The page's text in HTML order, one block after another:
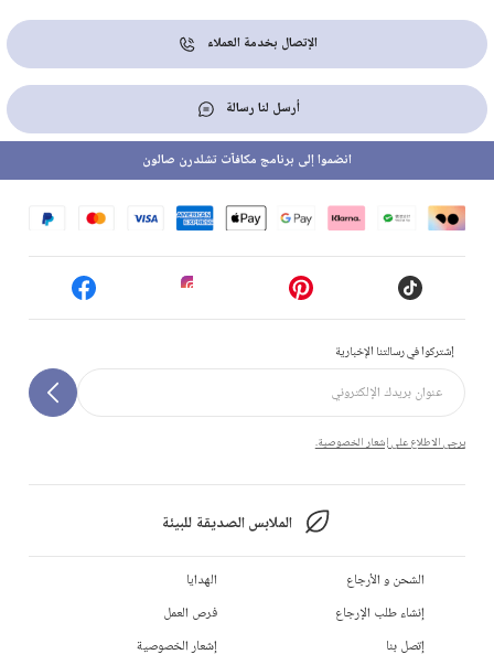
الإتصال بخدمة العملاء
أرسل لنا رسالة
إشتركوا في رسالتنا الإخبارية
يرجى الاطلاع على إشعار الخصوصية.
الملابس الصديقة للبيئة
انضموا إلى برنامج مكافآت تشلدرن صالون
الشحن و الأرجاع
إنشاء طلب الإرجاع
إتصل بنا
الهدايا
فرص العمل
إشعار الخصوصية